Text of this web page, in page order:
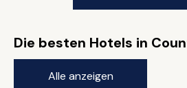
Die besten Hotels in
Alle anzeigen